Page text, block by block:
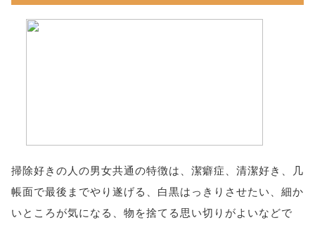
掃除好きの人の男女共通の特徴は、潔癖症、清潔好き、几
帳面で最後までやり遂げる、白黒はっきりさせたい、細か
いところが気になる、物を捨てる思い切りがよいなどで